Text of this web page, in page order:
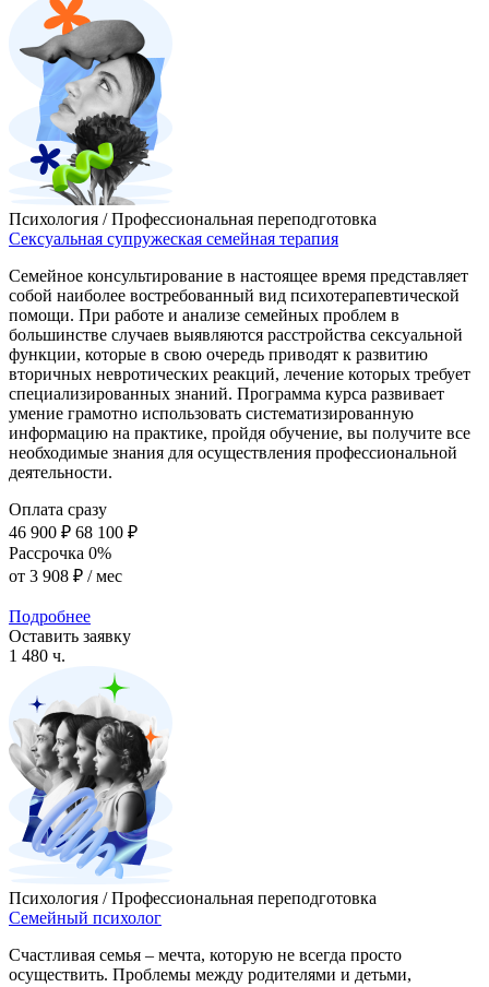
Психология / Профессиональная переподготовка
Сексуальная супружеская семейная терапия
Семейное консультирование в настоящее время представляет
собой наиболее востребованный вид психотерапевтической
помощи. При работе и анализе семейных проблем в
большинстве случаев выявляются расстройства сексуальной
функции, которые в свою очередь приводят к развитию
вторичных невротических реакций, лечение которых требует
специализированных знаний. Программа курса развивает
умение грамотно использовать систематизированную
информацию на практике, пройдя обучение, вы получите все
необходимые знания для осуществления профессиональной
деятельности.
Оплата сразу
46 900 ₽ 68 100 ₽
Рассрочка 0%
от 3 908 ₽ / мес
Подробнее
Оставить заявку
1 480 ч.
Психология / Профессиональная переподготовка
Семейный психолог
Счастливая семья – мечта, которую не всегда просто
осуществить. Проблемы между родителями и детьми,